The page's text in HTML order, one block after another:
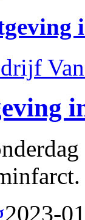
2023-